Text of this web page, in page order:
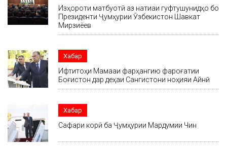
Изҳороти матбуотӣ аз натиҷаи гуфтушунидҳо бо
Президенти Ҷумҳурии Ӯзбекистон Шавкат
Мирзиёев
Хабар
Ифтитоҳи Маҷмааи фарҳангию фароғатии
Боғистон дар деҳаи Сангистони ноҳияи Айнӣ
Хабар
Сафари корӣ ба Ҷумҳурии Мардумии Чин